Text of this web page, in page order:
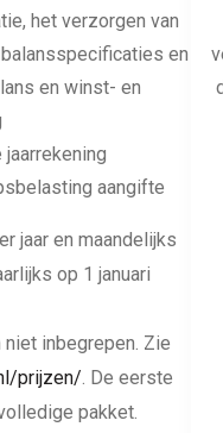
het verzorgen van
en
en winst- en
aangifte
jaar en maandelijks
op 1 januari
inbegrepen. Zie
prijzen/. De eerste
pakket.